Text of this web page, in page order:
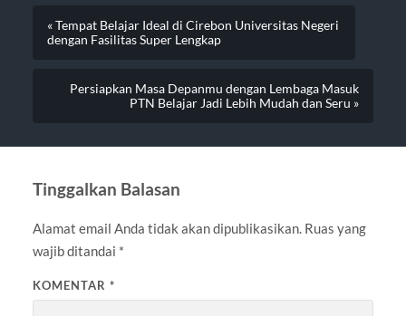
« Tempat Belajar Ideal di Cirebon Universitas Negeri
dengan Fasilitas Super Lengkap
Persiapkan Masa Depanmu dengan Lembaga Masuk
PTN Belajar Jadi Lebih Mudah dan Seru »
Tinggalkan Balasan
Alamat email Anda tidak akan dipublikasikan. Ruas yang
wajib ditandai *
KOMENTAR *